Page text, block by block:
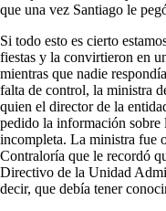
que una vez Santiago le
Si todo esto es cierto
fiestas y la convirtieron en
mientras que nadie
falta de control, la ministra
quien el director de la
pedido la información sobre
incompleta. La ministra fue
Contraloría que le recordó
Directivo de la Unidad
decir, que debía tener